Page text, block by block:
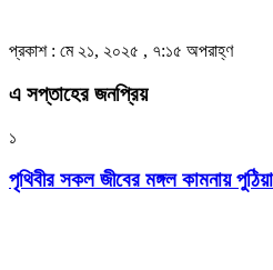
প্রকাশ : মে ২১, ২০২৫ , ৭:১৫ অপরাহ্ণ
এ সপ্তাহের জনপ্রিয়
১
পৃথিবীর সকল জীবের মঙ্গল কামনায়